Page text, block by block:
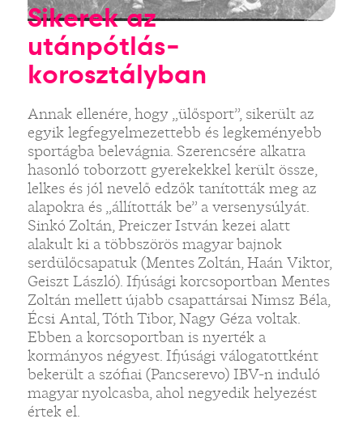
Sikerek az
utánpótlás-
korosztályban
Annak ellenére, hogy „ülősport”, sikerült az
egyik legfegyelmezettebb és legkeményebb
sportágba belevágnia. Szerencsére alkatra
hasonló toborzott gyerekekkel került össze,
lelkes és jól nevelő edzők tanították meg az
alapokra és „állították be” a versenysúlyát.
Sinkó Zoltán, Preiczer István kezei alatt
alakult ki a többszörös magyar bajnok
serdülőcsapatuk (Mentes Zoltán, Haán Viktor,
Geiszt László). Ifjúsági korcsoportban Mentes
Zoltán mellett újabb csapattársai Nimsz Béla,
Écsi Antal, Tóth Tibor, Nagy Géza voltak.
Ebben a korcsoportban is nyerték a
kormányos négyest. Ifjúsági válogatottként
bekerült a szófiai (Pancserevo) IBV-n induló
magyar nyolcasba, ahol negyedik helyezést
értek el.